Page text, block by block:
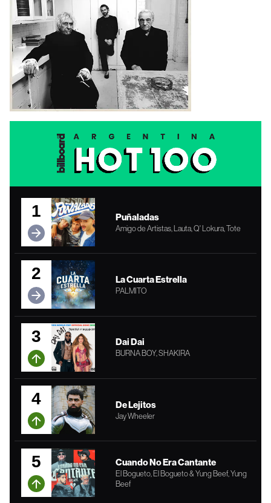
1 Puñaladas
Amigo de Artistas, Lauta, Q' Lokura, Tote
2 La Cuarta Estrella
PALMITO
3 Dai Dai
BURNA BOY, SHAKIRA
4 De Lejitos
Jay Wheeler
5 Cuando No Era Cantante
El Bogueto, El Bogueto & Yung Beef, Yung
Beef